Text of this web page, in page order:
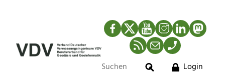
Facebook
TwitterYouTubeInstagram
LinkedIn
RSS-Newsfeed
MailTelefon
Suche
Login